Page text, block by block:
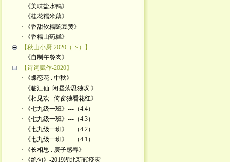
· 《美味盐水鸭》
· 《桂花糯米藕》
· 《香甜软糯豌豆黄》
· 《香糯山药糕》
【秋山小厨-2020（下）】
· 《自制午餐肉》
【诗词赋作-2020】
· 《蝶恋花 . 中秋》
· 《临江仙 .闲昼萦思独叹 》
· 《相见欢 . 倚窗独看花红》
· 《七九级一班》---（4.4）
· 《七九级一班》---（4.3）
· 《七九级一班》---（4.2）
· 《七九级一班》---（4.1）
· 《长相思 . 庚子感春》
· 《绝句》-2019湖北新冠疫灾